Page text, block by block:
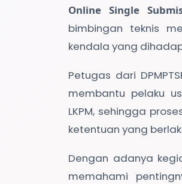
Online Single
bimbingan teknis
kendala yang
Petugas dari
membantu pelaku
LKPM, sehingga
ketentuan yang
Dengan adanya
memahami